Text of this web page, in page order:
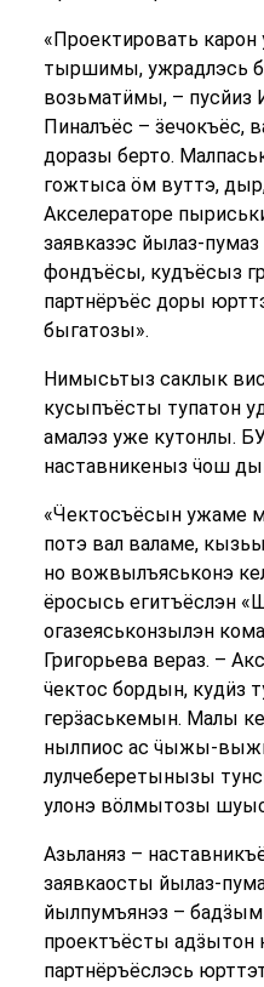
«Проектировать
тыршимы, ужрадлэсь
возьматӥмы, – пусйиз
Пиналъёс – ӟечокъёс,
доразы берто.
гожтыса ӧм вуттэ,
Акселераторе
заявказэс йылаз-
фондъёсы, кудъёсыз
партнёръёс доры
быгатозы».
Нимысьтыз саклык
кусыпъёсты тупатон
амалэз уже кутонлы.
наставникеныз ӵош
«Ӵектосъёсын ужаме
потэ вал валаме,
но вожвылъяськонэ
ёросысь егитъёслэн
огазеяськонзылэн
Григорьева вераз. –
ӵектос бордын, кудӥз
герӟаськемын. Малы
нылпиос ас ӵыжы-
лулчеберетынызы
улонэ вӧлмытозы
Азьланяз –
заявкаосты йылаз-
йылпумъянэз –
проектъёсты адӟытон
партнёръёслэсь